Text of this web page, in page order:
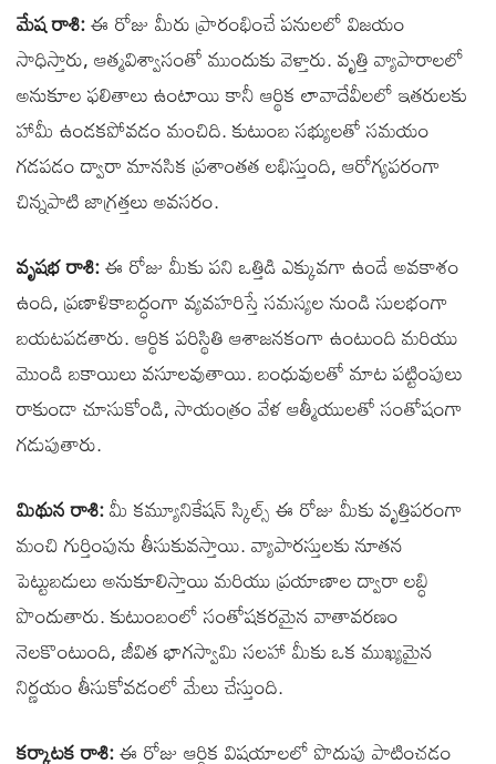
మేష రాశి:ఈ రోజు మీరు ప్రారంభించే పనులలో విజయం
సాధిస్తారు, ఆత్మవిశ్వాసంతో ముందుకు వెళ్తారు. వృత్తి వ్యాపారాలలో
అనుకూల ఫలితాలు ఉంటాయి కానీ ఆర్థిక లావాదేవీలలో ఇతరులకు
హామీ ఉండకపోవడం మంచిది. కుటుంబ సభ్యులతో సమయం
గడపడం ద్వారా మానసిక ప్రశాంతత లభిస్తుంది, ఆరోగ్యపరంగా
చిన్నపాటి జాగ్రత్తలు అవసరం.
వృషభ రాశి:ఈ రోజు మీకు పని ఒత్తిడి ఎక్కువగా ఉండే అవకాశం
ఉంది, ప్రణాళికాబద్ధంగా వ్యవహరిస్తే సమస్యల నుండి సులభంగా
బయటపడతారు. ఆర్థిక పరిస్థితి ఆశాజనకంగా ఉంటుంది మరియు
మొండి బకాయిలు వసూలవుతాయి. బంధువులతో మాట పట్టింపులు
రాకుండా చూసుకోండి, సాయంత్రం వేళ ఆత్మీయులతో సంతోషంగా
గడుపుతారు.
మిథున రాశి:మీ కమ్యూనికేషన్ స్కిల్స్ ఈ రోజు మీకు వృత్తిపరంగా
మంచి గుర్తింపును తీసుకువస్తాయి. వ్యాపారస్తులకు నూతన
పెట్టుబడులు అనుకూలిస్తాయి మరియు ప్రయాణాల ద్వారా లబ్ధి
పొందుతారు. కుటుంబంలో సంతోషకరమైన వాతావరణం
నెలకొంటుంది, జీవిత భాగస్వామి సలహా మీకు ఒక ముఖ్యమైన
నిర్ణయం తీసుకోవడంలో మేలు చేస్తుంది.
కర్కాటక రాశి:ఈ రోజు ఆర్థిక విషయాలలో పొదుపు పాటించడం